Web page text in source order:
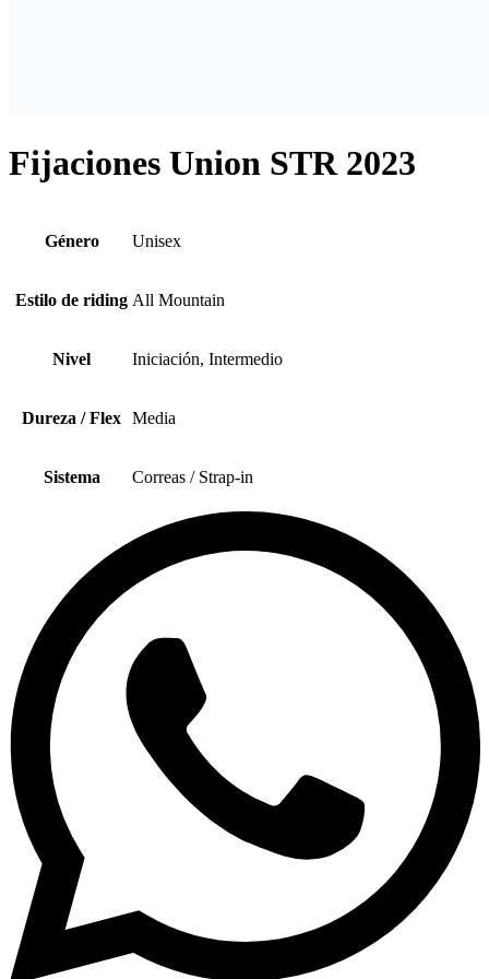
Fijaciones Union STR 2023
Género Unisex
Estilo de riding All Mountain
Nivel Iniciación, Intermedio
Dureza / Flex Media
Sistema Correas / Strap-in